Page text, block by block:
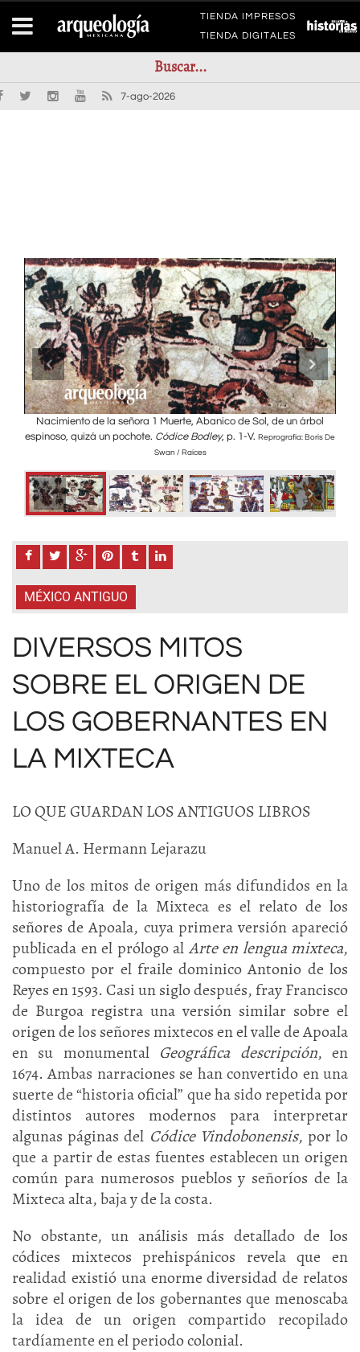
TIENDA IMPRESOS
TIENDA DIGITALES
7-ago-2026
Nacimiento de la señora 1 Muerte, Abanico de Sol, de un árbol
espinoso, quizá un pochote. Códice Bodley, p. 1-V. Reprografía: Boris De
Swan / Raíces
MÉXICO ANTIGUO
DIVERSOS MITOS
SOBRE EL ORIGEN DE
LOS GOBERNANTES EN
LA MIXTECA
LO QUE GUARDAN LOS ANTIGUOS LIBROS
Manuel A. Hermann Lejarazu
Uno de los mitos de origen más difundidos en la
historiografía de la Mixteca es el relato de los
señores de Apoala, cuya primera versión apareció
publicada en el prólogo al Arte en lengua mixteca,
compuesto por el fraile dominico Antonio de los
Reyes en 1593. Casi un siglo después, fray Francisco
de Burgoa registra una versión similar sobre el
origen de los señores mixtecos en el valle de Apoala
en su monumental Geográfica descripción, en
1674. Ambas narraciones se han convertido en una
suerte de “historia oficial” que ha sido repetida por
distintos autores modernos para interpretar
algunas páginas del Códice Vindobonensis, por lo
que a partir de estas fuentes establecen un origen
común para numerosos pueblos y señoríos de la
Mixteca alta, baja y de la costa.
No obstante, un análisis más detallado de los
códices mixtecos prehispánicos revela que en
realidad existió una enorme diversidad de relatos
sobre el origen de los gobernantes que menoscaba
la idea de un origen compartido recopilado
tardíamente en el periodo colonial.